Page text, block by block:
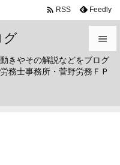
グ
きやその解説などをブログ
務士事務所・菅野労務ＦＰ


メニュ
 RSS Feedly